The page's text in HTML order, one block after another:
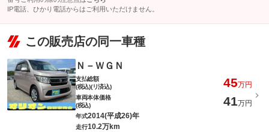
IP電話、ひかり電話からはご利用いただけません。
この販売店の同一車種
Ｎ－ＷＧＮ
支払総額
(税込)(リ済込)
45万円
車両本体価格
(税込)
41万円
年式2014(平成26)年
走行10.2万km